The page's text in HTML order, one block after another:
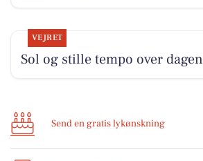
VEJRET
Sol og stille tempo over dagen
Send en gratis lykønskning